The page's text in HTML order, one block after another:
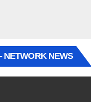
NETWORK NEWS